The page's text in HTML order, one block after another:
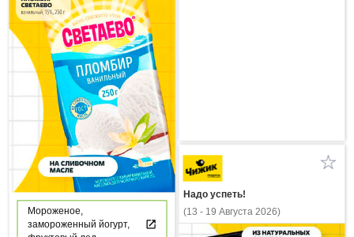
Мороженое,
замороженный йогурт,
Надо успеть!
(13 - 19 Августа 2026)